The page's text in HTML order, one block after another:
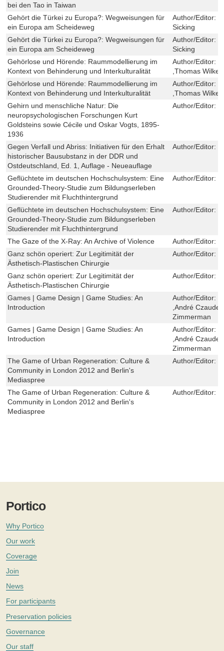
bei den Tao in Taiwan
Gehört die Türkei zu Europa?: Wegweisungen für
ein Europa am Scheideweg
Author/Editor:
Sicking
Gehört die Türkei zu Europa?: Wegweisungen für
ein Europa am Scheideweg
Author/Editor:
Sicking
Gehörlose und Hörende: Raummodellierung im
Kontext von Behinderung und Interkulturalität
Author/Editor:
,Thomas Wilke
Gehörlose und Hörende: Raummodellierung im
Kontext von Behinderung und Interkulturalität
Author/Editor:
,Thomas Wilke
Gehirn und menschliche Natur: Die
neuropsychologischen Forschungen Kurt
Goldsteins sowie Cécile und Oskar Vogts, 1895-
1936
Author/Editor:
Gegen Verfall und Abriss: Initiativen für den Erhalt
historischer Bausubstanz in der DDR und
Ostdeutschland, Ed. 1, Auflage - Neueauflage
Author/Editor:
Geflüchtete im deutschen Hochschulsystem: Eine
Grounded-Theory-Studie zum Bildungserleben
Studierender mit Fluchthintergrund
Author/Editor:
Geflüchtete im deutschen Hochschulsystem: Eine
Grounded-Theory-Studie zum Bildungserleben
Studierender mit Fluchthintergrund
Author/Editor:
The Gaze of the X-Ray: An Archive of Violence Author/Editor:
Ganz schön operiert: Zur Legitimität der
Ästhetisch-Plastischen Chirurgie
Author/Editor:
Ganz schön operiert: Zur Legitimität der
Ästhetisch-Plastischen Chirurgie
Author/Editor:
Games | Game Design | Game Studies: An
Introduction
Author/Editor:
,André
Zimmerman
Games | Game Design | Game Studies: An
Introduction
Author/Editor:
,André
Zimmerman
The Game of Urban Regeneration: Culture &
Community in London 2012 and Berlin's
Mediaspree
Author/Editor:
The Game of Urban Regeneration: Culture &
Community in London 2012 and Berlin's
Mediaspree
Author/Editor:
Portico
Why Portico
Our work
Coverage
Join
News
For participants
Preservation policies
Governance
Our staff